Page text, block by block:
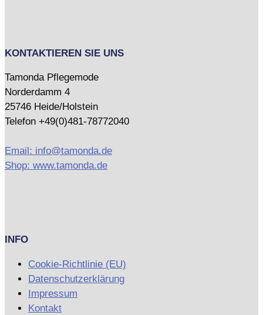
KONTAKTIEREN SIE UNS
Tamonda Pflegemode
Norderdamm 4
25746 Heide/Holstein
Telefon +49(0)481-78772040
Email: info@tamonda.de
Shop: www.tamonda.de
INFO
Cookie-Richtlinie (EU)
Datenschutzerklärung
Impressum
Kontakt